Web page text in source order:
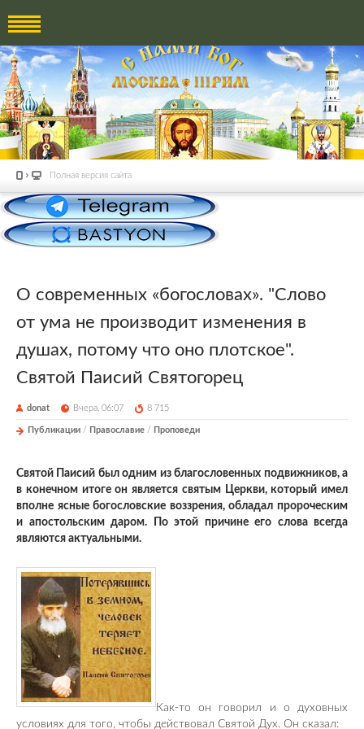
Полная версия сайта
О современных «богословах». "Слово
от ума не производит изменения в
душах, потому что оно плотское".
Святой Паисий Святогорец
donat Вчера, 06:07 8 715
Публикации / Православие / Проповеди
Святой Паисий был одним из благословенных подвижников, а
в конечном итоге он является святым Церкви, который имел
вполне ясные богословские воззрения, обладал пророческим
и апостольским даром. По этой причине его слова всегда
являются актуальными.
Как-то он говорил и о духовных
условиях для того, чтобы действовал Святой Дух. Он сказал: